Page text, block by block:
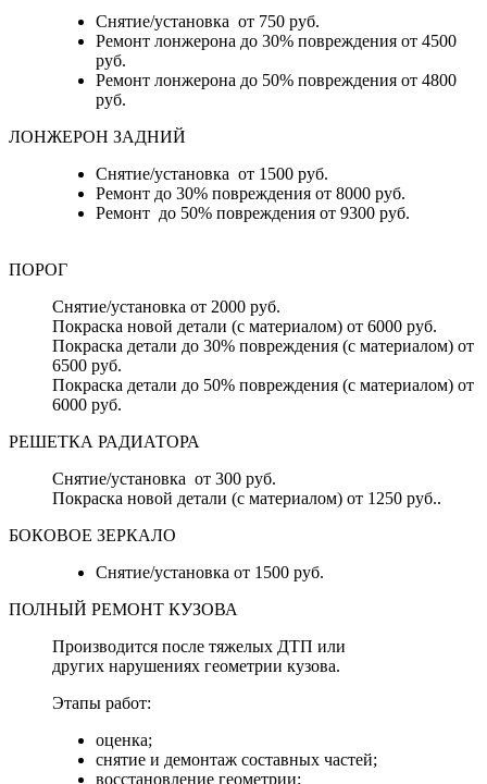
Снятие/установка от 750 руб.
Ремонт лонжерона до 30% повреждения от 4500
руб.
Ремонт лонжерона до 50% повреждения от 4800
руб.
ЛОНЖЕРОН ЗАДНИЙ
Снятие/установка от 1500 руб.
Ремонт до 30% повреждения от 8000 руб.
Ремонт до 50% повреждения от 9300 руб.
ПОРОГ
Снятие/установка от 2000 руб.
Покраска новой детали (с материалом) от 6000 руб.
Покраска детали до 30% повреждения (с материалом) от
6500 руб.
Покраска детали до 50% повреждения (с материалом) от
6000 руб.
РЕШЕТКА РАДИАТОРА
Снятие/установка от 300 руб.
Покраска новой детали (с материалом) от 1250 руб..
БОКОВОЕ ЗЕРКАЛО
Снятие/установка от 1500 руб.
ПОЛНЫЙ РЕМОНТ КУЗОВА
Производится после тяжелых ДТП или
других нарушениях геометрии кузова.
Этапы работ:
оценка;
снятие и демонтаж составных частей;
восстановление геометрии;